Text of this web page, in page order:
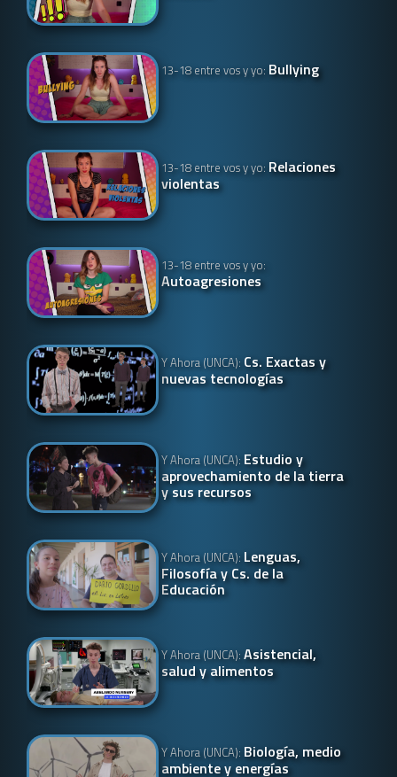
13-18 entre vos y yo: Bullying
13-18 entre vos y yo: Relaciones
violentas
13-18 entre vos y yo:
Autoagresiones
Y Ahora (UNCA): Cs. Exactas y
nuevas tecnologías
Y Ahora (UNCA): Estudio y
aprovechamiento de la tierra
y sus recursos
Y Ahora (UNCA): Lenguas,
Filosofía y Cs. de la
Educación
Y Ahora (UNCA):Asistencial,
salud y alimentos
Y Ahora (UNCA): Biología, medio
ambiente y energías